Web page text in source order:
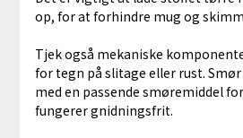
op, for at forhindre mug og
Tjek også mekaniske
for tegn på slitage eller rust.
med en passende smøremiddel
fungerer gnidningsfrit.